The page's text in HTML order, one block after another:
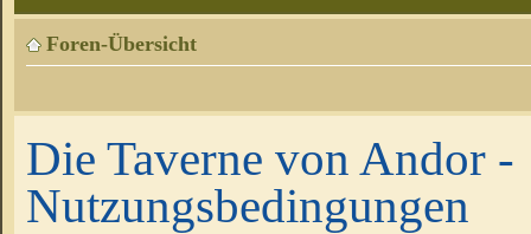
Foren-Übersicht
Die Taverne von Andor -
Nutzungsbedingungen